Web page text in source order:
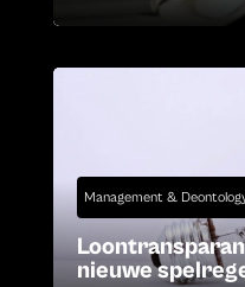
Management &
nieuwe